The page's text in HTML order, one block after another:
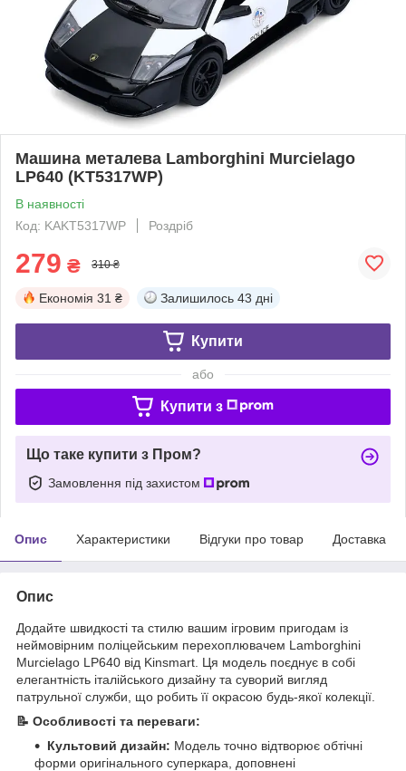
Машина металева Lamborghini Murcielago
LP640 (KT5317WP)
В наявності
Код: KAKT5317WP
Роздріб
279 ₴ 310 ₴
Економія 31 ₴ Залишилось 43 дні
Купити
або
Купити з
Що таке купити з Пром?
Замовлення під захистом
Опис Характеристики Відгуки про товар Доставка
Опис
Додайте швидкості та стилю вашим ігровим пригодам із
неймовірним поліцейським перехоплювачем Lamborghini
Murcielago LP640 від Kinsmart. Ця модель поєднує в собі
елегантність італійського дизайну та суворий вигляд
патрульної служби, що робить її окрасою будь-якої колекції.
📝 Особливості та переваги:
Культовий дизайн: Модель точно відтворює обтічні
форми оригінального суперкара, доповнені